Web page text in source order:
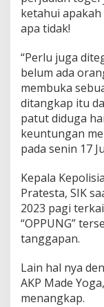
ketahui
apa tidak!
“Perlu juga
belum ada
membuka
ditangkap itu
patut diduga
keuntungan
pada senin 17
Kepala
Pratesta, SIK
2023 pagi
“OPPUNG”
tanggapan.
Lain hal nya
AKP Made
menangkap.